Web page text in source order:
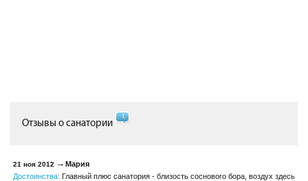
Отзывы о санатории
1
21 ноя 2012
Мария
Достоинства: Главный плюс санатория - близость соснового бора, воздух здесь